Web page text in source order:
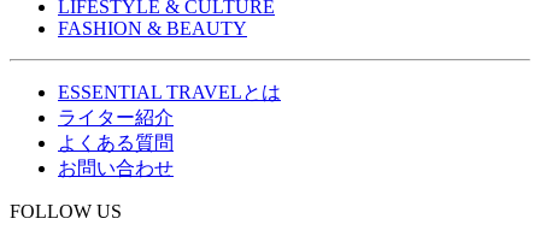
LIFESTYLE & CULTURE
FASHION & BEAUTY
ESSENTIAL TRAVELとは
ライター紹介
よくある質問
お問い合わせ
FOLLOW US